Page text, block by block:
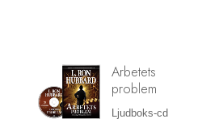
Arbetets
problem
Ljudboks-cd